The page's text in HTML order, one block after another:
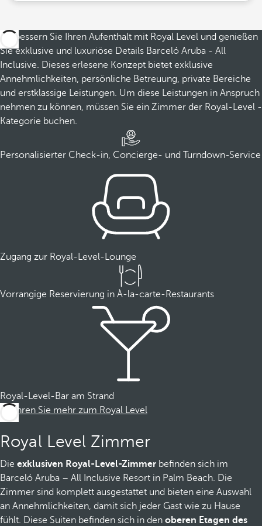
Verbessern Sie Ihren Aufenthalt mit Royal Level und genießen
Sie exklusive und luxuriöse Details Barceló Aruba - All
Inclusive. Dieses erlesene Konzept bietet exklusive
Annehmlichkeiten, persönliche Betreuung, private Bereiche
und erstklassige Leistungen. Um diese Leistungen in Anspruch
nehmen zu können, müssen Sie ein Zimmer der Royal-Level -
Kategorie buchen.
Personalisierter Check-in, Concierge- und Turndown-Service
Zugang zur Royal-Level-Lounge
Vorrangige Reservierung in À-la-carte-Restaurants
Royal-Level-Bar am Strand
Erfahren Sie mehr zum Royal Level
Royal Level Zimmer
Die exklusiven Royal-Level-Zimmer befinden sich im
Barceló Aruba – All Inclusive Resort in Palm Beach. Die
Zimmer sind komplett ausgestattet und bieten eine Auswahl
an Annehmlichkeiten, damit sich jeder Gast wie zu Hause
fühlt. Diese Suiten befinden sich in den oberen Etagen des